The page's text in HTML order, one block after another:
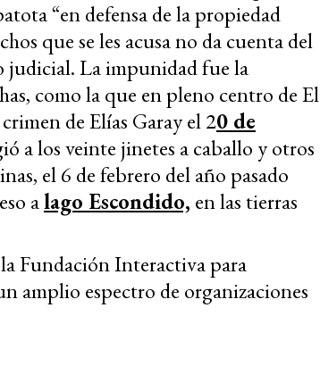
“en defensa de la propiedad
que se les acusa no da cuenta del
judicial. La impunidad fue la
como la que en pleno centro de El
de Elías Garay el 20 de
a los veinte jinetes a caballo y otros
el 6 de febrero del año pasado
alago Escondido, en las tierras
Fundación Interactiva para
amplio espectro de organizaciones